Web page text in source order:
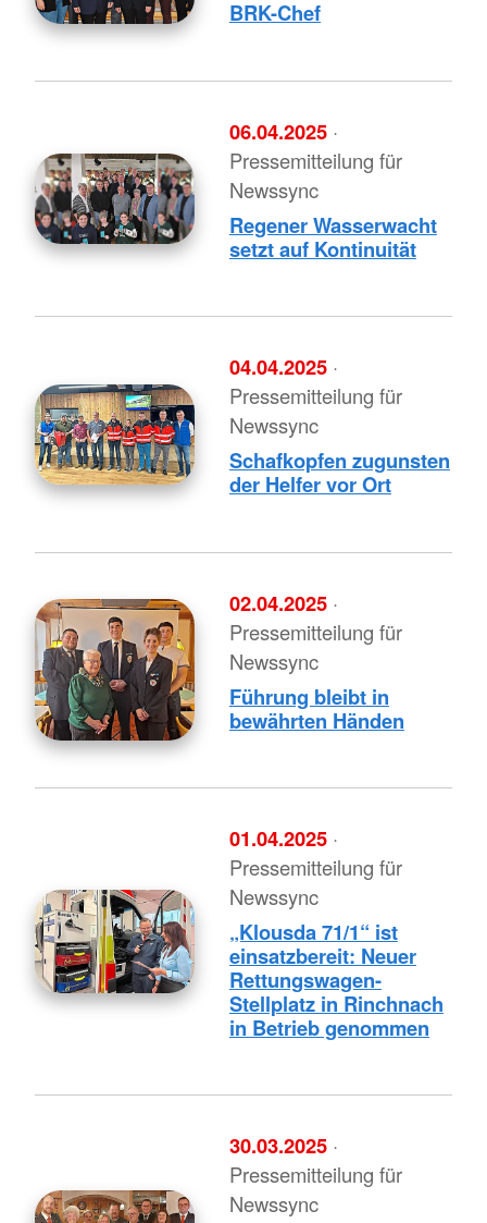
BRK-Chef
06.04.2025 ·
Pressemitteilung für
Newssync
Regener Wasserwacht
setzt auf Kontinuität
04.04.2025 ·
Pressemitteilung für
Newssync
Schafkopfen zugunsten
der Helfer vor Ort
02.04.2025 ·
Pressemitteilung für
Newssync
Führung bleibt in
bewährten Händen
01.04.2025 ·
Pressemitteilung für
Newssync
„Klousda 71/1“ ist
einsatzbereit: Neuer
Rettungswagen-
Stellplatz in Rinchnach
in Betrieb genommen
30.03.2025 ·
Pressemitteilung für
Newssync